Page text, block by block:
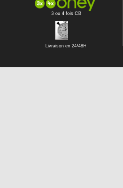
3 ou 4 fois CB
Livraison en 24/48H